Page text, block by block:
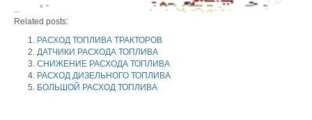
Related posts:
РАСХОД ТОПЛИВА ТРАКТОРОВ
ДАТЧИКИ РАСХОДА ТОПЛИВА
СНИЖЕНИЕ РАСХОДА ТОПЛИВА
РАСХОД ДИЗЕЛЬНОГО ТОПЛИВА
БОЛЬШОЙ РАСХОД ТОПЛИВА